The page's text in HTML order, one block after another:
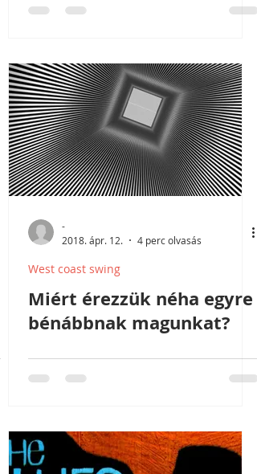
-
2018. ápr. 12.
4 perc olvasás
West coast swing
Miért érezzük néha egyre
bénábbnak magunkat?